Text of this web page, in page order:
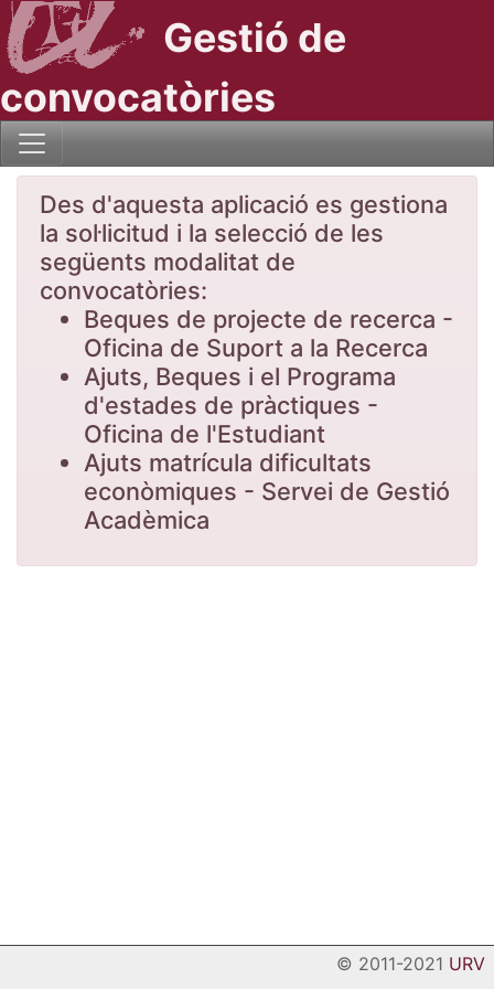
Gestió de
convocatòries
Des d'aquesta aplicació es gestiona
la sol·licitud i la selecció de les
següents modalitat de
convocatòries:
Beques de projecte de recerca -
Oficina de Suport a la Recerca
Ajuts, Beques i el Programa
d'estades de pràctiques -
Oficina de l'Estudiant
Ajuts matrícula dificultats
econòmiques - Servei de Gestió
Acadèmica
© 2011-2021 URV